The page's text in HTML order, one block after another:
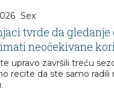
Sex
tvrde da
neočekivane
upravo završili treću
recite da ste samo